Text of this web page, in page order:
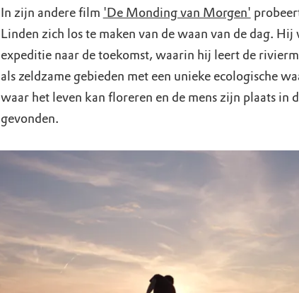
In zijn andere film 'De Monding van Morgen'
Linden zich los te maken van de waan van de dag.
expeditie naar de toekomst, waarin hij leert de
als zeldzame gebieden met een unieke ecologische
waar het leven kan floreren en de mens zijn plaats in
gevonden.